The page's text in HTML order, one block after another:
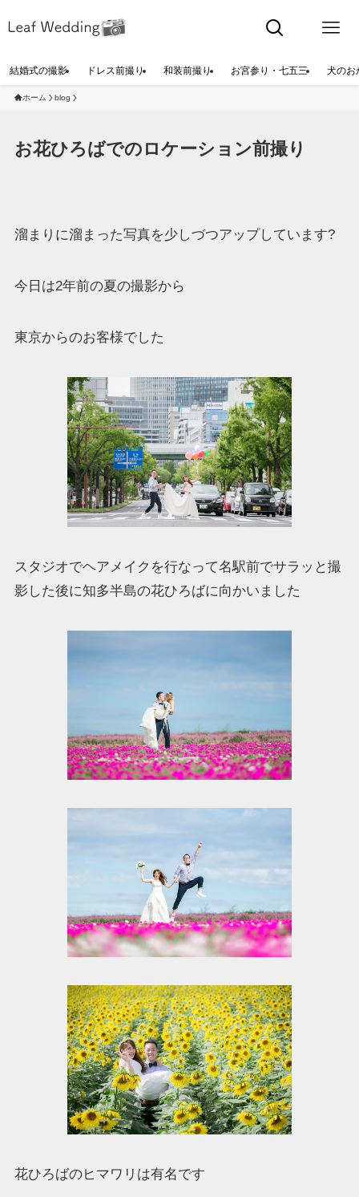
結婚式の撮影 ドレス前撮り 和装前撮り お宮参り・七五三 犬のお
ホーム blog
お花ひろばでのロケーション前撮り
溜まりに溜まった写真を少しづつアップしています?
今日は2年前の夏の撮影から
東京からのお客様でした
スタジオでヘアメイクを行なって名駅前でサラッと撮
影した後に知多半島の花ひろばに向かいました
花ひろばのヒマワリは有名です